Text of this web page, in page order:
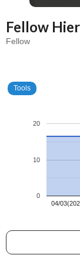
Fellow
Fellow
Tools
04/
0
10
20